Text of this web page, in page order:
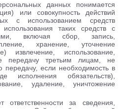
данных понимается
или совокупность действий
с использованием средств
таких средств с
включая сбор, запись,
хранение, уточнение
извлечение, использование,
передачу третьим лицам, не
передачу, если необходимость в
обязательств),
удаление, уничтожение
за сведения,